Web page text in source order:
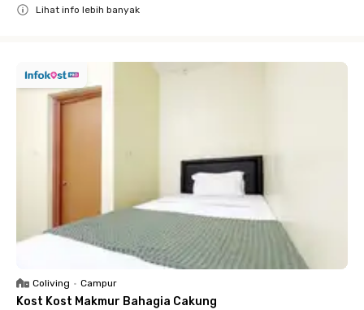
Lihat info lebih banyak
Coliving • Campur
Kost Kost Makmur Bahagia Cakung